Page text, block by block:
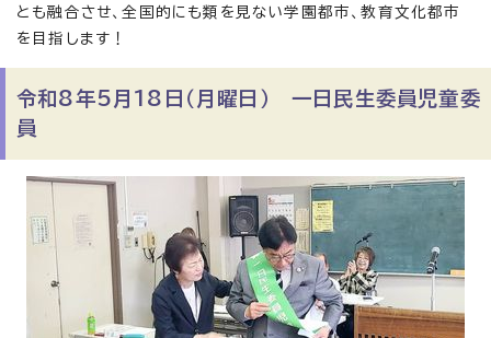
とも融合させ、全国的にも類を見ない学園都市、教育文化都市
を目指します！
令和8年5月18日（月曜日） 一日民生委員児童委
員